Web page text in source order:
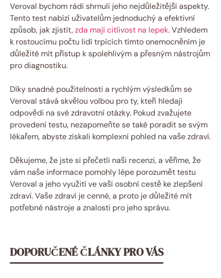
Veroval bychom rádi shrnuli jeho nejdůležitější aspekty.
Tento test nabízí uživatelům jednoduchý a efektivní
způsob, jak zjistit,zda mají citlivost na lepek. Vzhledem
k rostoucímu počtu lidí trpících tímto onemocněním je
důležité mít přístup k spolehlivým a‍ přesným nástrojům
pro diagnostiku.
Díky snadné použitelnosti a rychlým ⁣výsledkům se
Veroval stává skvělou volbou ⁣pro ty, kteří hledají
odpovědi⁤ na své zdravotní otázky. Pokud zvažujete‌
provedení testu, nezapomeňte se také poradit se svým
lékařem, abyste získali⁤ komplexní pohled na ⁣vaše zdraví.
Děkujeme, ‍že jste si přečetli naši recenzi, a věříme, že
vám naše informace pomohly lépe porozumět testu
Veroval a jeho využití ve vaší osobní⁢ cestě ke zlepšení
zdraví. Vaše zdraví je cenné,‍ a proto je důležité mít
potřebné nástroje a znalosti pro jeho správu.
DOPORUČENÉ ČLÁNKY PRO VÁS